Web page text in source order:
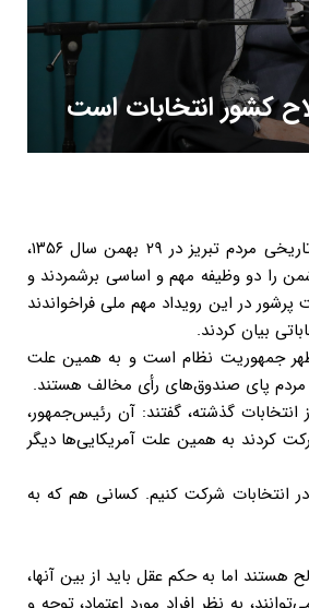
کشور انتخابات است
رهبر معظم انقلاب اسلامی صبح امروز در دیدار هزاران نفر از مردم استان آذربایجان شرقی در سالروز قیام تاریخی مردم تبریز در ۲۹ بهمن سال ۱۳۵۶،
را دو وظیفه مهم و اساسی برشمردند و
را به شرکت پرشور در این رویداد مهم ملی فراخواندند
بیان کردند.
مظهر جمهوریت نظام است و به همین علت
مردم پای صندوق‌های رأی مخالف هستند.
گذشته، گفتند: آن رئیس‌جمهور،
کردند به همین علت آمریکایی‌ها دیگر
انتخابات شرکت کنیم. کسانی هم که به
هستند اما به حکم عقل باید از بین آنها،